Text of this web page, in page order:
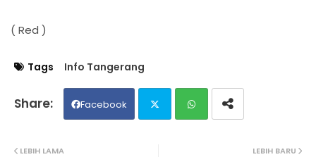
( Red )
Tags Info Tangerang
Facebook
LEBIH BARU
LEBIH LAMA